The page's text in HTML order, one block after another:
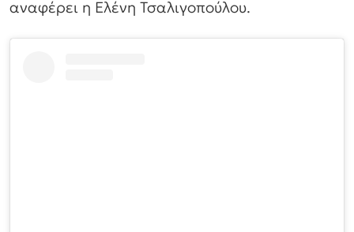
αναφέρει η Ελένη Τσαλιγοπούλου.